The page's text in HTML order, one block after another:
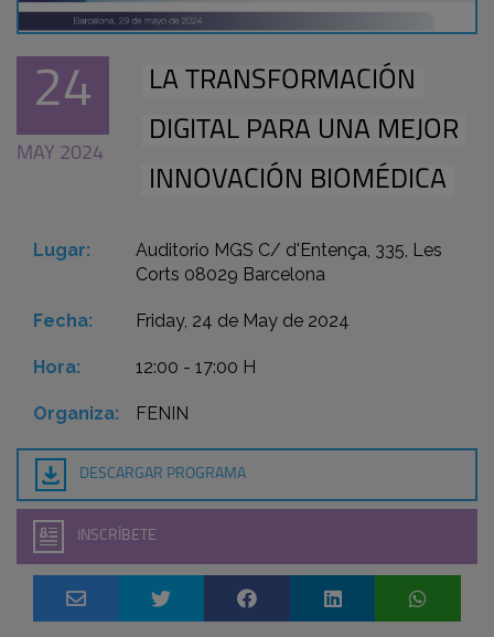
24
MAY 2024
LA TRANSFORMACIÓN
DIGITAL PARA UNA MEJOR
INNOVACIÓN BIOMÉDICA
Lugar:
Auditorio MGS C/ d'Entença, 335, Les
Corts 08029 Barcelona
Fecha: Friday, 24 de May de 2024
Hora: 12:00 - 17:00 H
Organiza: FENIN
DESCARGAR PROGRAMA
INSCRÍBETE